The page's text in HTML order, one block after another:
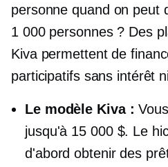
personne quand on peut
1 000 personnes ? Des
Kiva permettent de
participatifs sans intérêt
Le modèle Kiva :
jusqu'à 15 000 $. Le
d'abord obtenir des